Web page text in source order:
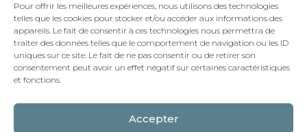
Pour offrir les meilleures expériences, nous utilisons des technologies
telles que les cookies pour stocker et/ou accéder aux informations des
appareils. Le fait de consentir à ces technologies nous permettra de
traiter des données telles que le comportement de navigation ou les ID
uniques sur ce site. Le fait de ne pas consentir ou de retirer son
consentement peut avoir un effet négatif sur certaines caractéristiques
et fonctions.
Accepter
Copyright © 2026PREVY
Mentions légales
• Politique de confidentialité •
Certifié AFNOR
SPEC 2217 – Niveau 1
© PREVY – Service de Prévention et de Santé au Travail dans le Gard